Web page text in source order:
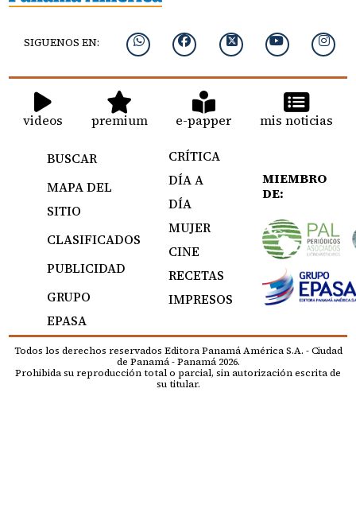
SIGUENOS EN:
videos premium e-papper mis noticias
BUSCAR
MAPA DEL
SITIO
CLASIFICADOS
PUBLICIDAD
GRUPO
EPASA
CRÍTICA
DÍA A
DÍA
MUJER
CINE
RECETAS
IMPRESOS
MIEMBRO
DE:
Todos los derechos reservados Editora Panamá América S.A. - Ciudad
de Panamá - Panamá 2026.
Prohibida su reproducción total o parcial, sin autorización escrita de
su titular.